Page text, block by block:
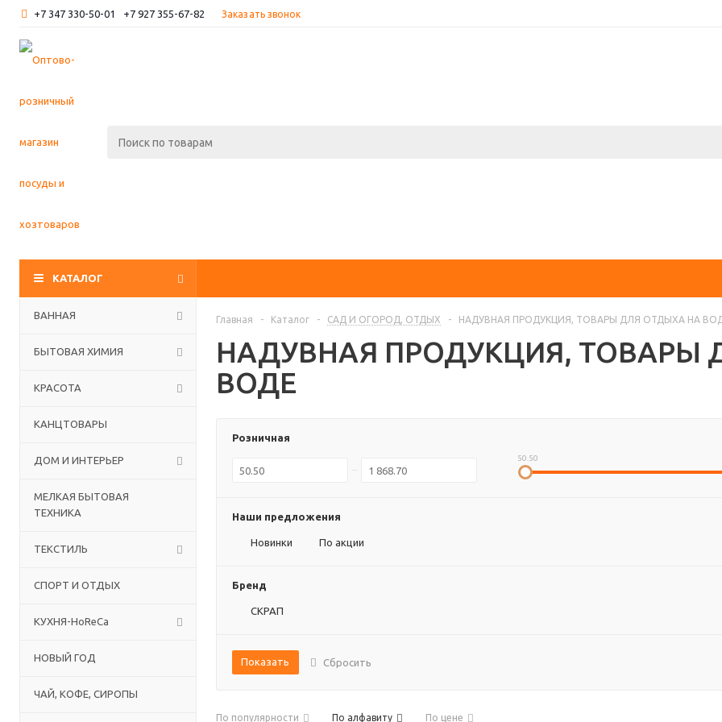
+7 347 330-50-01 +7 927 355-67-82 Заказать звонок
КАТАЛОГ
ВАННАЯ
БЫТОВАЯ ХИМИЯ
КРАСОТА
КАНЦТОВАРЫ
ДОМ И ИНТЕРЬЕР
МЕЛКАЯ БЫТОВАЯ
ТЕХНИКА
ТЕКСТИЛЬ
СПОРТ И ОТДЫХ
КУХНЯ-HoReCa
НОВЫЙ ГОД
ЧАЙ, КОФЕ, СИРОПЫ
Главная - Каталог - САД И ОГОРОД, ОТДЫХ - НАДУВНАЯ ПРОДУКЦИЯ, ТОВАРЫ ДЛЯ ОТДЫХА НА
НАДУВНАЯ ПРОДУКЦИЯ, ТОВАРЫ
ВОДЕ
Розничная
50.50
Наши предложения
Новинки По акции
Бренд
СКРАП
Показать Сбросить
По популярности По алфавиту По цене